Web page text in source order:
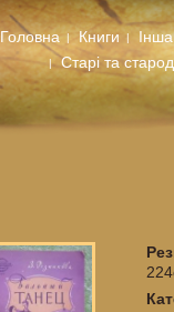
Головна Книги Інша
Старі та